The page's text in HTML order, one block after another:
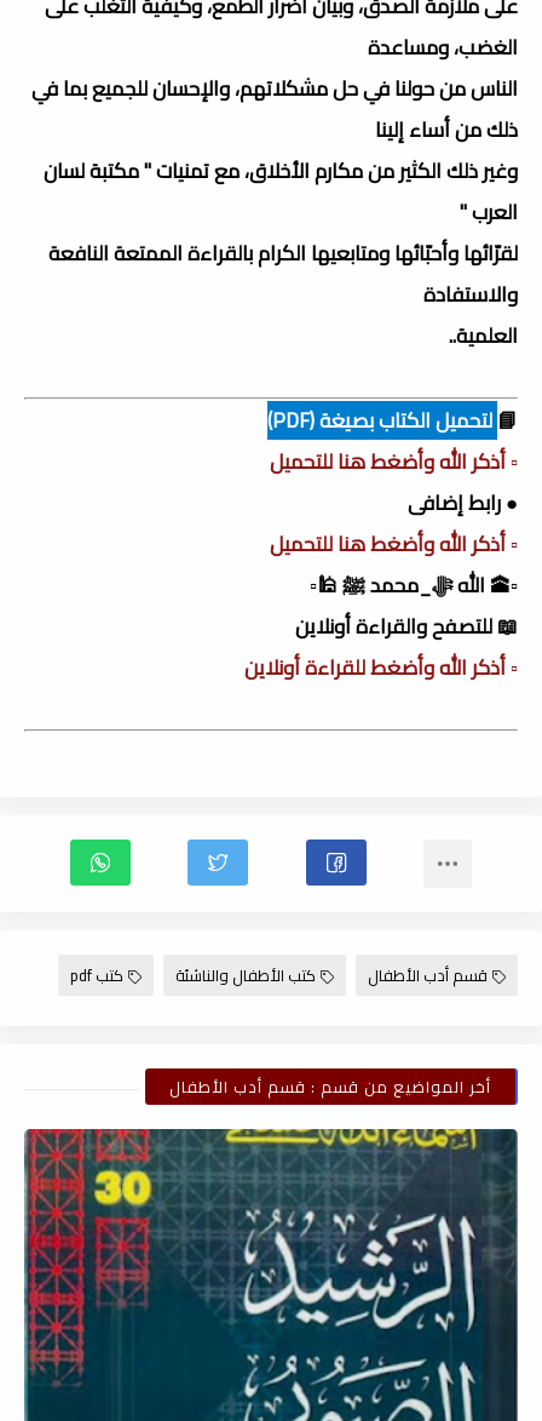
الغضب، ومساعدة
الناس من حولنا في حل مشكلاتهم، والإحسان للجميع بما في
ذلك من أساء إلينا
وغير ذلك الكثير من مكارم الأخلاق، مع تمنيات " مكتبة لسان
العرب "
لقرّائها وأحبّائها ومتابعيها الكرام بالقراءة الممتعة النافعة
والاستفادة
العلمية..
📘لتحميل الكتاب بصيغة (PDF)
▫️ أذكر الله وأضغط هنا للتحميل
● رابط إضافى
▫️ أذكر الله وأضغط هنا للتحميل
▫️🕋 الله ﷻ_محمد ﷺ 🕌▫️
📖 للتصفح والقراءة أونلاين
▫️ أذكر الله وأضغط للقراءة أونلاين
قسم أدب الأطفال كتب الأطفال والناشئة كتب pdf
أخر المواضيع من قسم : قسم أدب الأطفال